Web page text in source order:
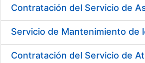
Contratación del Servicio de
Servicio de Mantenimiento de